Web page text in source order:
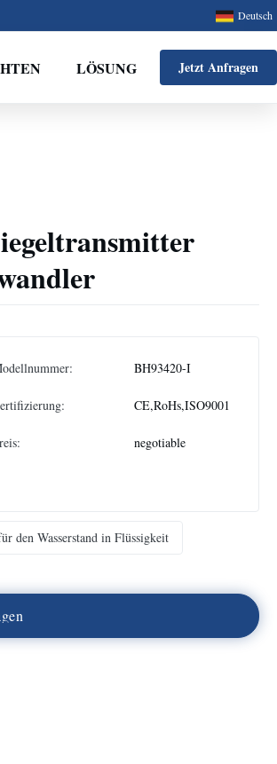
Deutsch
LÖSUNG Jetzt Anfragen
BH93420-I
CE,RoHs,ISO9001
negotiable
den Wasserstand in Flüssigkeit
gen